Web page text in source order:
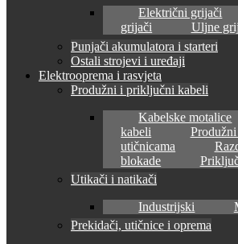
Električni grijači
grijači
Uljne
Punjači akumulatora i starteri
Ostali strojevi i uređaji
Elektrooprema i rasvjeta
Produžni i priključni kabeli
Kabelske motalice
kabeli
utičnicama
blokade
Utikači i natikači
Industrijski
Prekidači, utičnice i oprema